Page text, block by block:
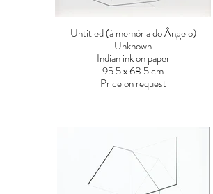
Untitled (à memória do Ângelo)
Unknown
Indian ink on paper
95.5 x 68.5 cm
Price on request